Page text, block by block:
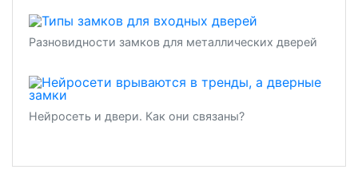
Разновидности замков для металлических дверей
Нейросеть и двери. Как они связаны?